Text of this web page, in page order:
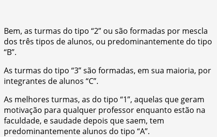
Bem, as turmas do tipo “2” ou são formadas por mescla
dos três tipos de alunos, ou predominantemente do tipo
“B”.
As turmas do tipo “3” são formadas, em sua maioria, por
integrantes de alunos “C”.
As melhores turmas, as do tipo “1”, aquelas que geram
motivação para qualquer professor enquanto estão na
faculdade, e saudade depois que saem, tem
predominantemente alunos do tipo “A”.